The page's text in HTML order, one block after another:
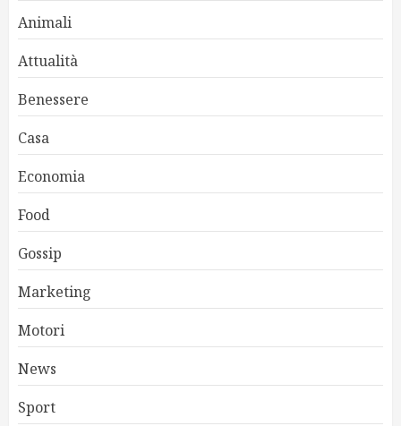
Animali
Attualità
Benessere
Casa
Economia
Food
Gossip
Marketing
Motori
News
Sport